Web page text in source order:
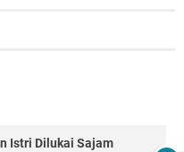
Istri Dilukai Sajam